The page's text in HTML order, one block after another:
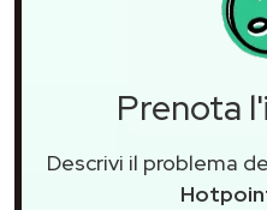
Prenota
Descrivi il problema